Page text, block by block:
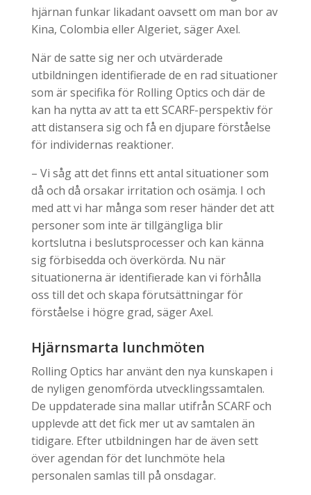
hjärnan funkar likadant oavsett om man bor av
Kina, Colombia eller Algeriet, säger Axel.
När de satte sig ner och utvärderade
utbildningen identifierade de en rad situationer
som är specifika för Rolling Optics och där de
kan ha nytta av att ta ett SCARF-perspektiv för
att distansera sig och få en djupare förståelse
för individernas reaktioner.
– Vi såg att det finns ett antal situationer som
då och då orsakar irritation och osämja. I och
med att vi har många som reser händer det att
personer som inte är tillgängliga blir
kortslutna i beslutsprocesser och kan känna
sig förbisedda och överkörda. Nu när
situationerna är identifierade kan vi förhålla
oss till det och skapa förutsättningar för
förståelse i högre grad, säger Axel.
Hjärnsmarta lunchmöten
Rolling Optics har använt den nya kunskapen i
de nyligen genomförda utvecklingssamtalen.
De uppdaterade sina mallar utifrån SCARF och
upplevde att det fick mer ut av samtalen än
tidigare. Efter utbildningen har de även sett
över agendan för det lunchmöte hela
personalen samlas till på onsdagar.